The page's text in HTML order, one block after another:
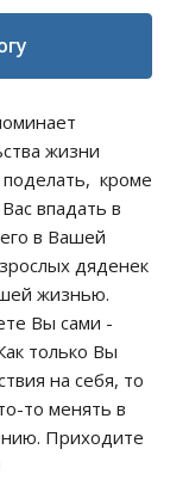
жизни
кроме
впадать в
в Вашей
дяденек
жизнью.
Вы сами -
только Вы
на себя, то
то менять в
Приходите